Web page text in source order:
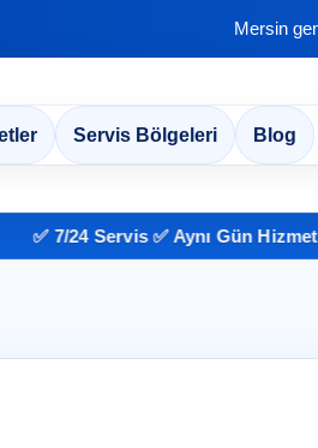
Mersin
Servis Bölgeleri Blog
7/24 Servis ✅ Aynı Gün Hizmet ✅